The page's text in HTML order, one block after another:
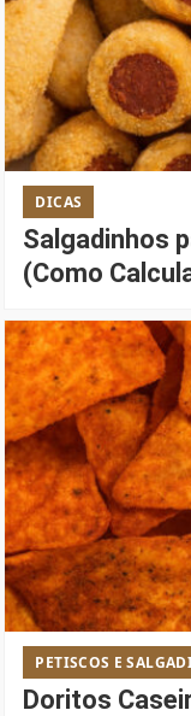
DICAS
Salgadinhos
(Como
PETISCOS E
Doritos